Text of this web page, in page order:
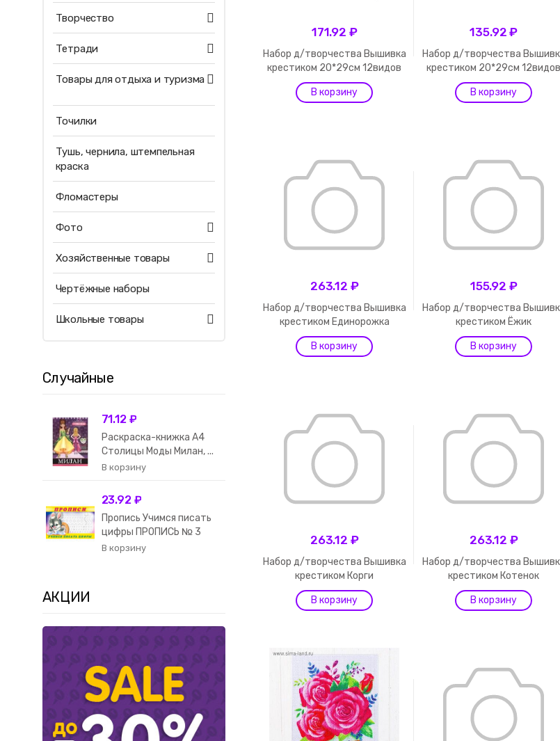
171.92 ₽
Набор д/творчества Вышивка
крестиком 20*29см 12видов
135.92 ₽
Набор д/творчества
крестиком 20*29см 12видов
263.12 ₽
Набор д/творчества Вышивка
крестиком Единорожка
155.92 ₽
Набор д/творчества
крестиком Ёжик
263.12 ₽
Набор д/творчества Вышивка
крестиком Корги
263.12 ₽
Набор д/творчества
крестиком Котенок
Творчество
Тетради
Товары для отдыха и туризма
Точилки
Тушь, чернила, штемпельная
краска
Фломастеры
Фото
Хозяйственные товары
Чертёжные наборы
Школьные товары
Случайные
71.12 ₽
Раскраска-книжка А4
Столицы Моды Милан, ...
23.92 ₽
Пропись Учимся писать
цифры ПРОПИСЬ № 3
АКЦИИ